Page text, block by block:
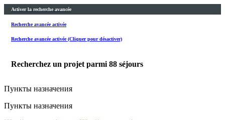
Activer la recherche avancée
Recherche avancée activée
Recherche avancée activée (Cliquer pour désactiver)
Recherchez un projet parmi 88 séjours
Пункты назначения
Пункты назначения